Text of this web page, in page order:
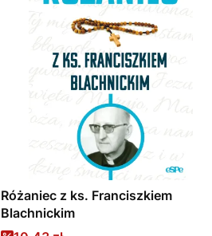
Różaniec z ks. Franciszkiem
Blachnickim